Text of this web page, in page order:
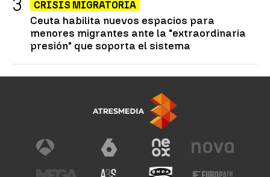
CRISIS MIGRATORIA
Ceuta habilita nuevos espacios para
menores migrantes ante la "extraordinaria
presión" que soporta el sistema